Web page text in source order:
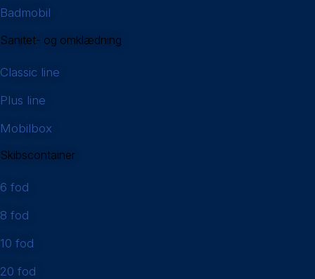
Badmobil
Sanitet- og omklædning
Classic line
Plus line
Mobilbox
Skibscontainer
6 fod
8 fod
10 fod
20 fod